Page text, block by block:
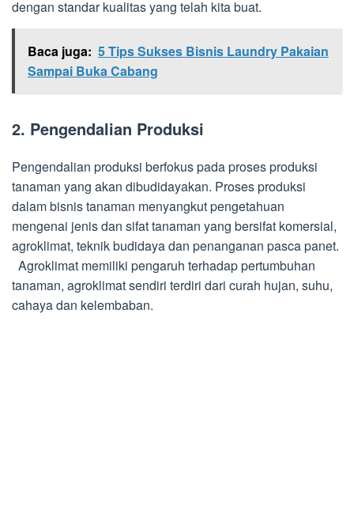
dengan standar kualitas yang telah kita buat.
Baca juga: 5 Tips Sukses Bisnis Laundry Pakaian
Sampai Buka Cabang
2. Pengendalian Produksi
Pengendalian produksi berfokus pada proses produksi
tanaman yang akan dibudidayakan. Proses produksi
dalam bisnis tanaman menyangkut pengetahuan
mengenai jenis dan sifat tanaman yang bersifat komersial,
agroklimat, teknik budidaya dan penanganan pasca panet.
Agroklimat memiliki pengaruh terhadap pertumbuhan
tanaman, agroklimat sendiri terdiri dari curah hujan, suhu,
cahaya dan kelembaban.